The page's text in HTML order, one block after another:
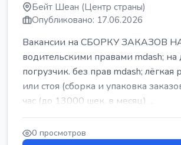
Бейт Шеан (Центр страны)
Опубликовано: 17.06.2026
Вакансии на СБОРКУ ЗАКАЗОВ
водительскими правами mdash;
погрузчик. без прав mdash; лёгкая
или стоя (сборка и упаковка
час (до 13000 шек. в месяц) ...
0 просмотров